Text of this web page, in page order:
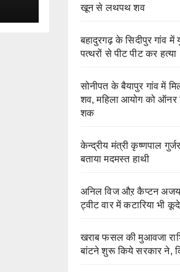
खून से लथपथ शव
बहादुरगढ़ के सिदीपुर गांव
पत्थरों से पीट पीट कर हत्या
सोनीपत के बैयापुर गांव में
शव, महिला आयोग को ऑनर
शक
केन्द्रीय मंत्री कृष्णपाल
बताया मदमस्त हाथी
अनिल विज औऱ कैप्टन
ट्वीट वार में कटारिया भी कूदे
खराब फसल की मुआवजा
बांटने शुरू किये सरकार ने,